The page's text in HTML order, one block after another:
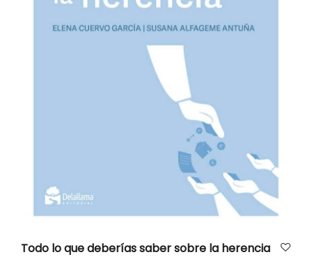
Todo lo que deberías saber sobre la herencia